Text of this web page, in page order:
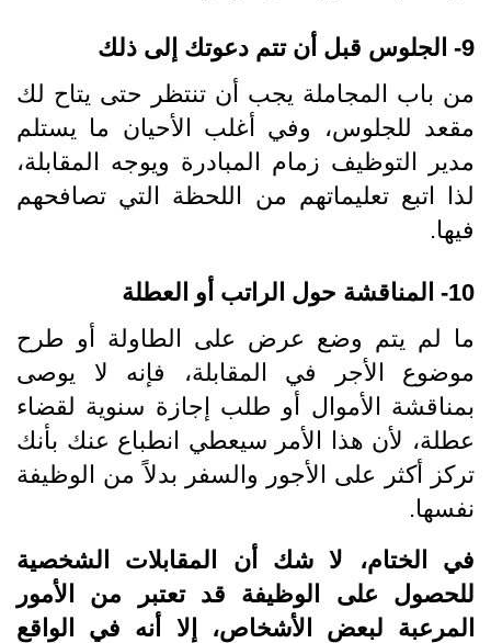
9- الجلوس قبل أن تتم دعوتك إلى ذلك
من باب المجاملة يجب أن تنتظر حتى يتاح لك
مقعد للجلوس، وفي أغلب الأحيان ما يستلم
مدير التوظيف زمام المبادرة ويوجه المقابلة،
لذا اتبع تعليماتهم من اللحظة التي تصافحهم
فيها.
10- المناقشة حول الراتب أو العطلة
ما لم يتم وضع عرض على الطاولة أو طرح
موضوع الأجر في المقابلة، فإنه لا يوصى
بمناقشة الأموال أو طلب إجازة سنوية لقضاء
عطلة، لأن هذا الأمر سيعطي انطباع عنك بأنك
تركز أكثر على الأجور والسفر بدلاً من الوظيفة
نفسها.
في الختام، لا شك أن المقابلات الشخصية
للحصول على الوظيفة قد تعتبر من الأمور
المرعبة لبعض الأشخاص، إلا أنه في الواقع